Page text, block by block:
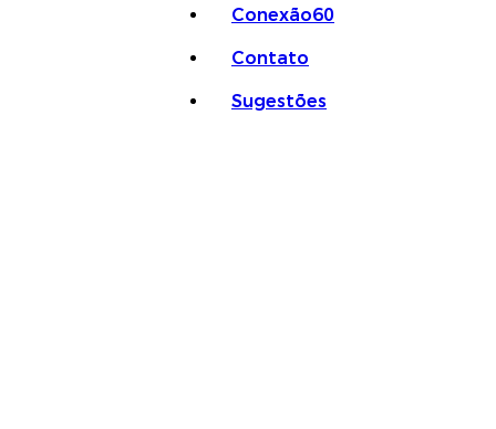
Conexão60
Contato
Sugestões